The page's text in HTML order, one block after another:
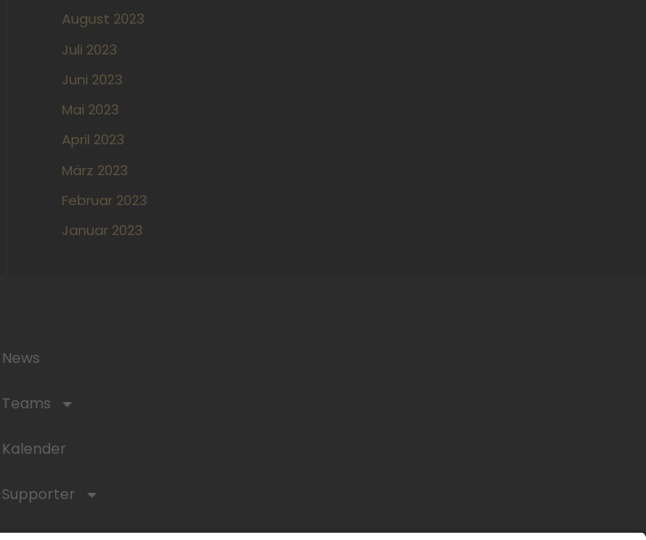
August 2023
Juli 2023
Juni 2023
Mai 2023
April 2023
März 2023
Februar 2023
Januar 2023
News
Teams
Kalender
Supporter